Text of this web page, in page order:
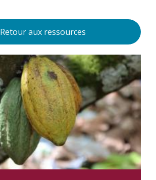
Retour aux ressources